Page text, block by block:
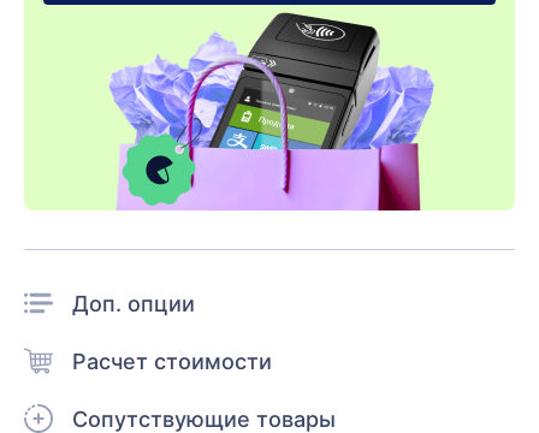
Доп. опции
Расчет стоимости
Сопутствующие товары